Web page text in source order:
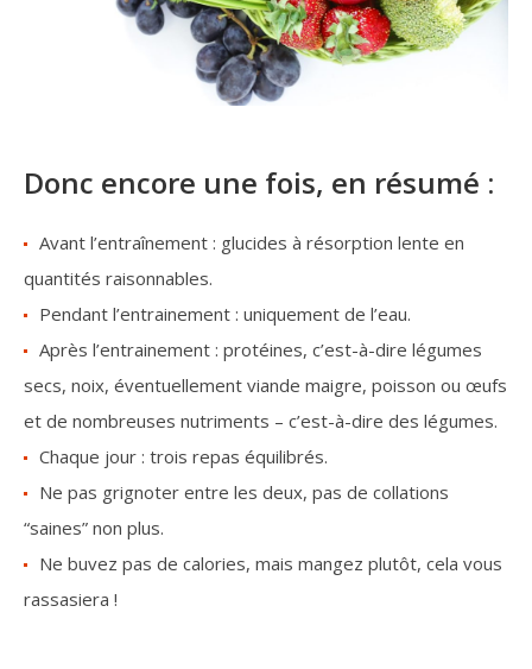
Donc encore une fois, en résumé :
Avant l’entraînement : glucides à résorption lente en
quantités raisonnables.
Pendant l’entrainement : uniquement de l’eau.
Après l’entrainement : protéines, c’est-à-dire légumes
secs, noix, éventuellement viande maigre, poisson ou œufs
et de nombreuses nutriments – c’est-à-dire des légumes.
Chaque jour : trois repas équilibrés.
Ne pas grignoter entre les deux, pas de collations
“saines” non plus.
Ne buvez pas de calories, mais mangez plutôt, cela vous
rassasiera !